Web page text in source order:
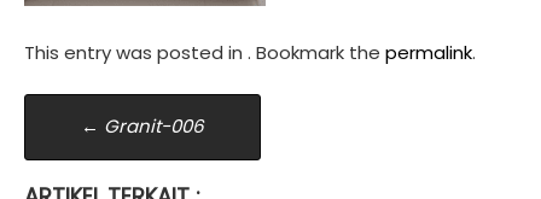
This entry was posted in . Bookmark the permalink.
Post
navigation
← Granit-006